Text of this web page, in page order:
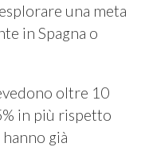
una meta
in Spagna o
oltre 10
in più rispetto
già